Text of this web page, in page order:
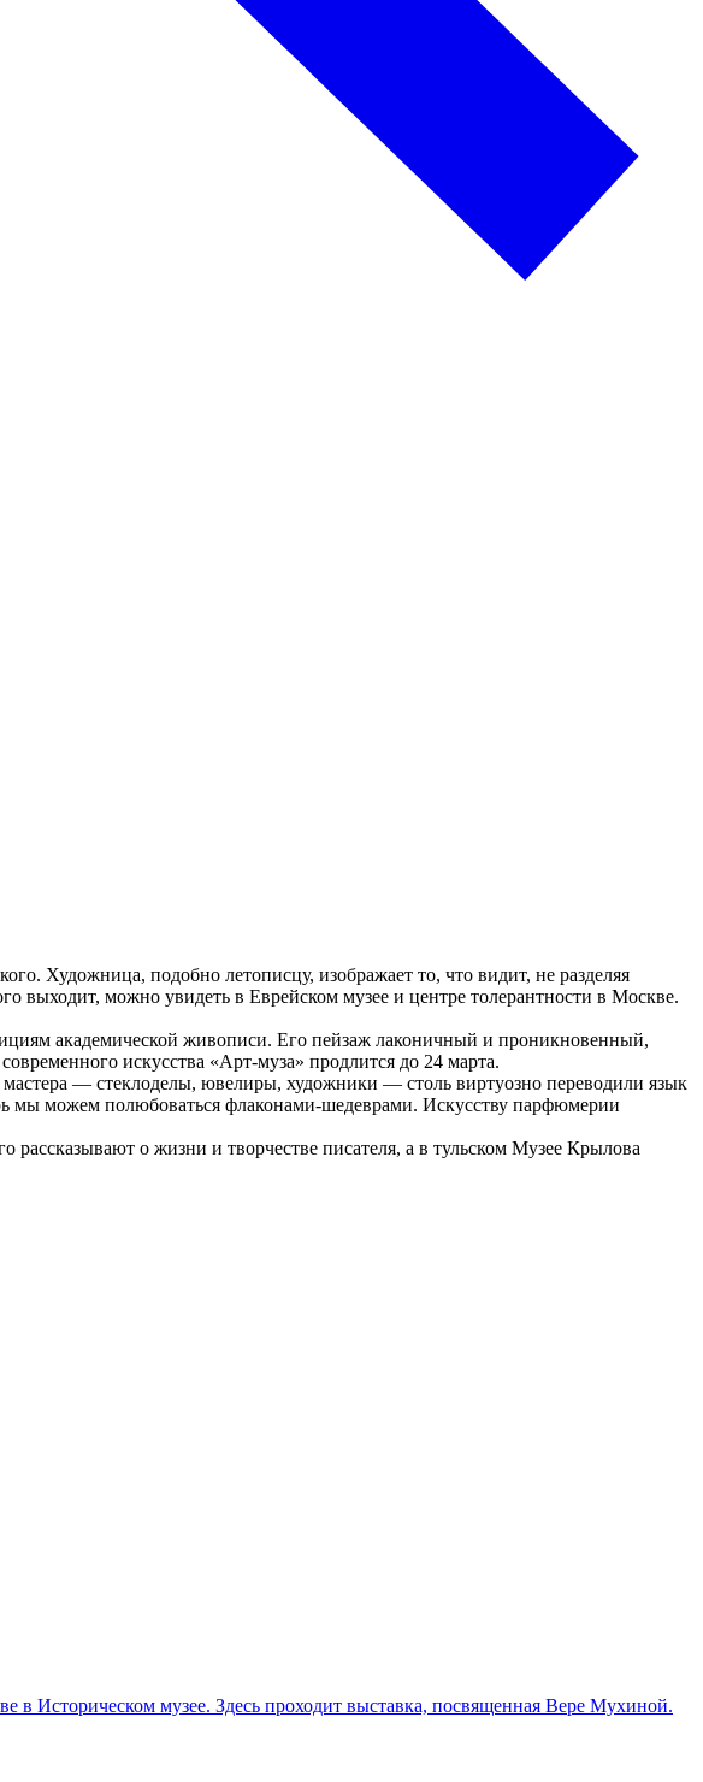
Художница, подобно летописцу, изображает то, что видит, не разделяя
выходит, можно увидеть в Еврейском музее и центре толерантности в Москве.
академической живописи. Его пейзаж лаконичный и проникновенный,
искусства «Арт-муза» продлится до 24 марта.
— стеклоделы, ювелиры, художники — столь виртуозно переводили язык
мы можем полюбоваться флаконами-шедеврами. Искусству парфюмерии
о жизни и творчестве писателя, а в тульском Музее Крылова
Историческом музее. Здесь проходит выставка, посвященная Вере Мухиной.